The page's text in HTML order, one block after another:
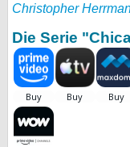
Christopher
Die Serie